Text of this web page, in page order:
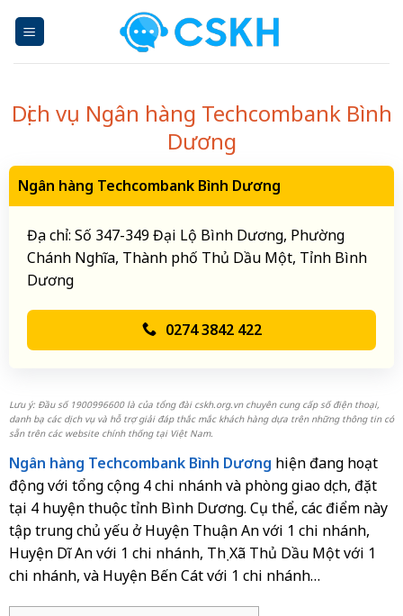
Dịch vụ Ngân hàng Techcombank Bình
Dương
Ngân hàng Techcombank Bình Dương
Địa chỉ: Số 347-349 Đại Lộ Bình Dương, Phường
Chánh Nghĩa, Thành phố Thủ Dầu Một, Tỉnh Bình
Dương
0274 3842 422
Lưu ý: Đầu số 1900996600 là của tổng đài cskh.org.vn chuyên cung cấp số điện thoại,
danh bạ các dịch vụ và hỗ trợ giải đáp thắc mắc khách hàng dựa trên những thông tin có
sẵn trên các website chính thống tại Việt Nam.
Ngân hàng Techcombank Bình Dương hiện đang hoạt
động với tổng cộng 4 chi nhánh và phòng giao dịch, đặt
tại 4 huyện thuộc tỉnh Bình Dương. Cụ thể, các điểm này
tập trung chủ yếu ở Huyện Thuận An với 1 chi nhánh,
Huyện Dĩ An với 1 chi nhánh, Thị Xã Thủ Dầu Một với 1
chi nhánh, và Huyện Bến Cát với 1 chi nhánh…